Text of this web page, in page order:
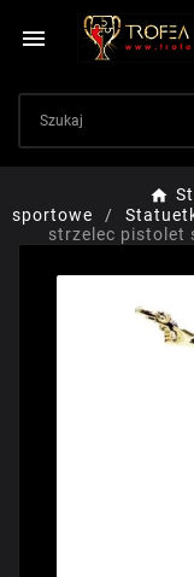

sportowe
strzelec pistolet